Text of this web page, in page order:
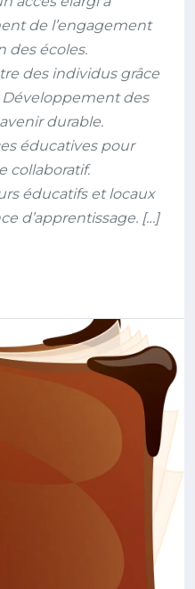
de l’engagement
des écoles.
des individus grâce
Développement des
durable.
éducatives pour
collaboratif.
éducatifs et locaux
d’apprentissage. […]